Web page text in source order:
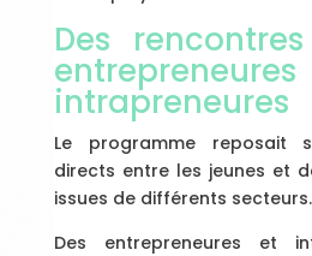
Des
intrapreneures
Le programme reposait
directs entre les jeunes et
issues de différents secteurs.
Des entrepreneures et